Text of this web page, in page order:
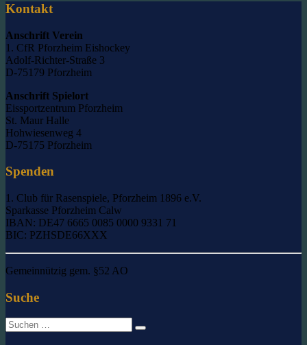
Kontakt
Anschrift Verein
1. CfR Pforzheim Eishockey
Adolf-Richter-Straße 3
D-75179 Pforzheim
Anschrift Spielort
Eissportzentrum Pforzheim
St. Maur Halle
Hohwiesenweg 4
D-75175 Pforzheim
Spenden
1. Club für Rasenspiele, Pforzheim 1896 e.V.
Sparkasse Pforzheim Calw
IBAN: DE47 6665 0085 0000 9331 71
BIC: PZHSDE66XXX
Gemeinnützig gem. §52 AO
Suche
Suche
nach: